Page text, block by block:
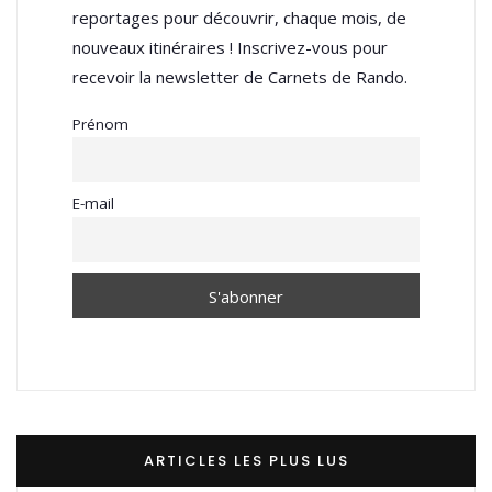
reportages pour découvrir, chaque mois, de
nouveaux itinéraires ! Inscrivez-vous pour
recevoir la newsletter de Carnets de Rando.
Prénom
E-mail
ARTICLES LES PLUS LUS